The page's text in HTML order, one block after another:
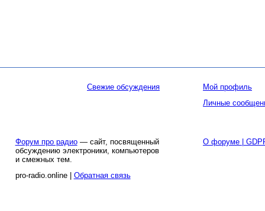
Свежие обсуждения
Мой профиль
Личные
Форум про радио— сайт, посвященный
обсуждению электроники, компьютеров
и смежных тем.
pro-radio.online | Обратная связь
О форуме |